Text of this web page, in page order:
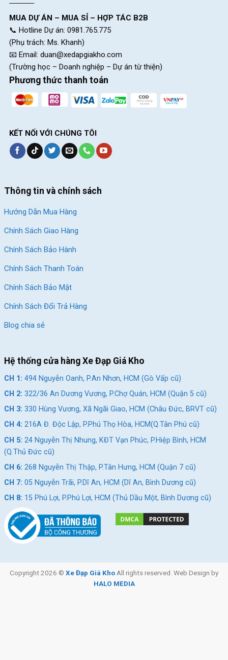
JsXiong được thành lập với sứ mệnh mang lại niềm vui và an
toàn cho trẻ em khi sử dụng xe đạp. Qua nhiều năm phát triển,
thương hiệu này đã không ngừng cải tiến và đa dạng hóa các
sản phẩm của mình để đáp ứng nhu cầu ngày càng cao của
người tiêu dùng. Từ những chiếc xe đạp dành cho bé mới tập đi
đến những mẫu xe đạp thể thao cho trẻ lớn hơn, JsXiong đều
chú trọng đến chất lượng, độ an toàn và thiết kế bắt mắt.
Mẫu mã đa dạng phù hợp với nhiều lứa tuổi của các bé
huynh tin dùng chính là chất lượng và độ an toàn của sản phẩm.
Mỗi chiếc xe đạp JsXiong đều được kiểm tra kỹ lưỡng trước khi
toàn nghiêm ngặt. Khung xe được làm từ vật liệu chắc chắn,
Các Mẫu Xe Đạp JsXiong
Xe Đạp Cho Bé Trai
JsXiong cung cấp nhiều mẫu xe đạp đa dạng dành cho bé trai,
từ những chiếc xe đạp tập đi cho đến những mẫu xe đạp thể
thao phù hợp với các bé lớn hơn.
Xe Đạp Tập Đi
Những chiếc xe đạp tập đi của JsXiong được thiết kế đặc biệt
để giúp bé trai làm quen với việc đạp xe một cách dễ dàng và
an toàn. Khung xe nhẹ, tay lái và yên xe có thể điều chỉnh giúp
bé có thể sử dụng trong một thời gian dài khi bé lớn lên.
MUA DỰ ÁN – MUA SỈ – HỢP TÁC B2B
📞 Hotline Dự án: 0981.765.775
(Phụ trách: Ms. Khanh)
📧 Email: duan@xedapgiakho.com
(Trường học – Doanh nghiệp – Dự án từ thiện)
Phương thức thanh toán
KẾT NỐI VỚI CHÚNG TÔI
Thông tin và chính sách
Hướng Dẫn Mua Hàng
Chính Sách Giao Hàng
Chính Sách Bảo Hành
Chính Sách Thanh Toán
Chính Sách Bảo Mật
Chính Sách Đổi Trả Hàng
Blog chia sẻ
Hệ thống cửa hàng Xe Đạp Giá Kho
CH 1: 494 Nguyễn Oanh, P.An Nhơn, HCM (Gò Vấp cũ)
CH 2: 322/36 An Dương Vương, P.Chợ Quán, HCM (Quận 5 cũ)
CH 3: 330 Hùng Vương, Xã Ngãi Giao, HCM (Châu Đức, BRVT cũ)
CH 4: 216A Đ. Độc Lập, P.Phú Thọ Hòa, HCM(Q.Tân Phú cũ)
CH 5: 24 Nguyễn Thị Nhung, KĐT Vạn Phúc, P.Hiệp Bình, HCM
(Q.Thủ Đức cũ)
CH 6: 268 Nguyễn Thị Thập, P.Tân Hưng, HCM (Quận 7 cũ)
CH 7: 05 Nguyễn Trãi, P.Dĩ An, HCM (Dĩ An, Bình Dương cũ)
CH 8: 15 Phú Lợi, P.Phú Lợi, HCM (Thủ Dầu Một, Bình Dương cũ)
Copyright 2026 © Xe Đạp Giá KhoAll rights reserved. Web Design by
HALO MEDIA